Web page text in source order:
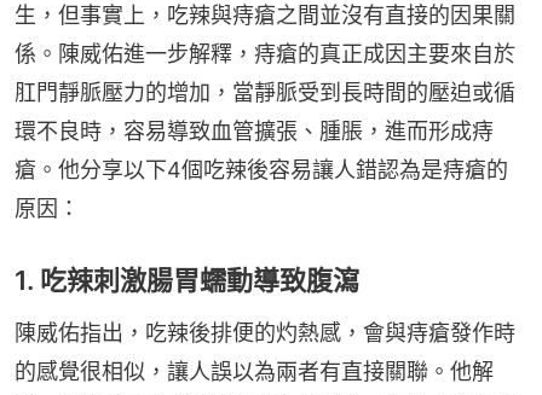
生，但事實上，吃辣與痔瘡之間並沒有直接的因果關
係。陳威佑進一步解釋，痔瘡的真正成因主要來自於
肛門靜脈壓力的增加，當靜脈受到長時間的壓迫或循
環不良時，容易導致血管擴張、腫脹，進而形成痔
瘡。他分享以下4個吃辣後容易讓人錯認為是痔瘡的
原因：
1. 吃辣刺激腸胃蠕動導致腹瀉
陳威佑指出，吃辣後排便的灼熱感，會與痔瘡發作時
的感覺很相似，讓人誤以為兩者有直接關聯。他解